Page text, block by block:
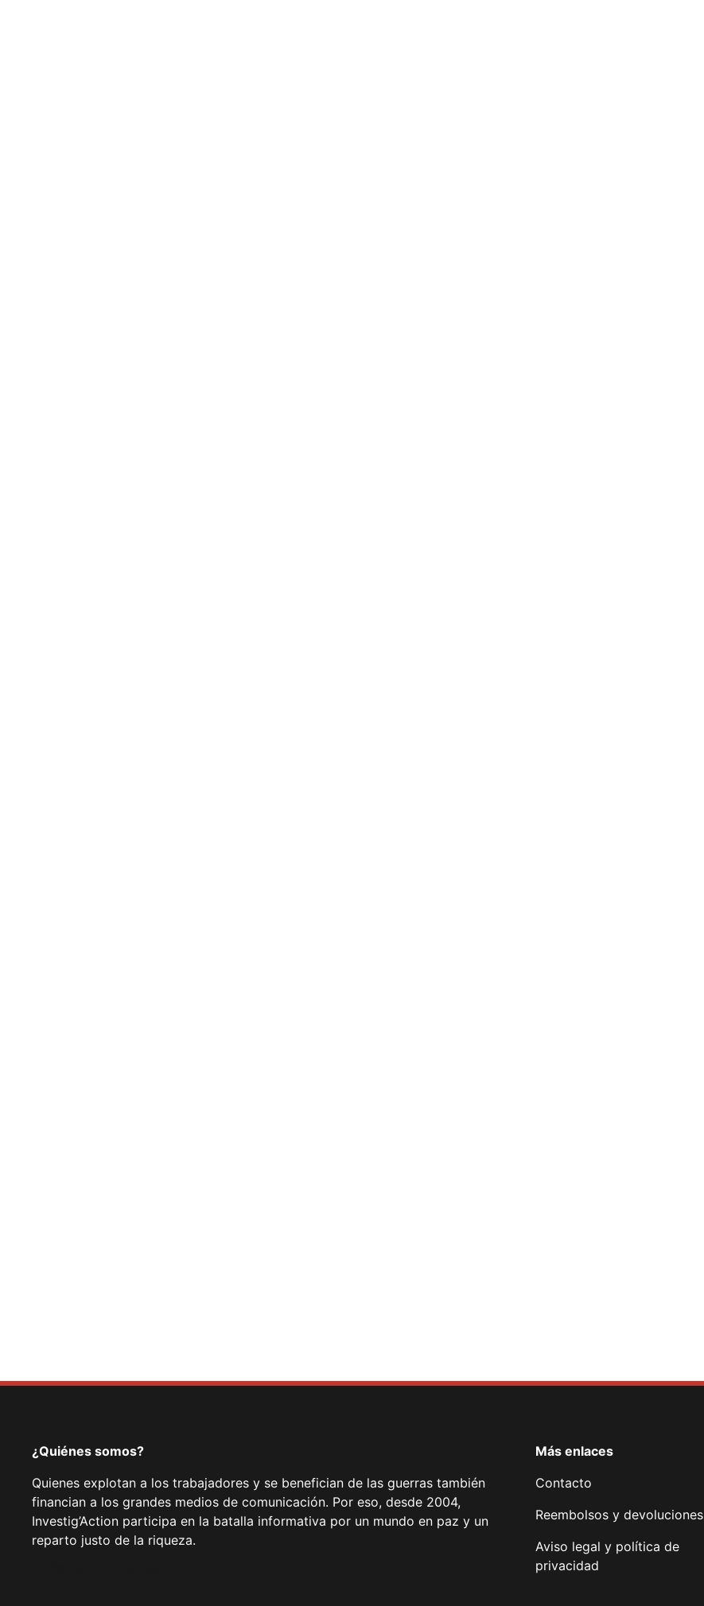
¿Quiénes somos?
Quienes explotan a los trabajadores y se benefician de las guerras también
financian a los grandes medios de comunicación. Por eso, desde 2004,
Investig’Action participa en la batalla informativa por un mundo en paz y un
reparto justo de la riqueza.
Más enlaces
Contacto
Reembolsos y devoluciones
Aviso legal y política de
privacidad